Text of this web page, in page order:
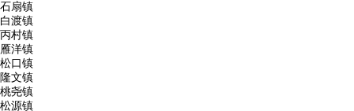
石扇镇
白渡镇
丙村镇
雁洋镇
松口镇
隆文镇
桃尧镇
松源镇